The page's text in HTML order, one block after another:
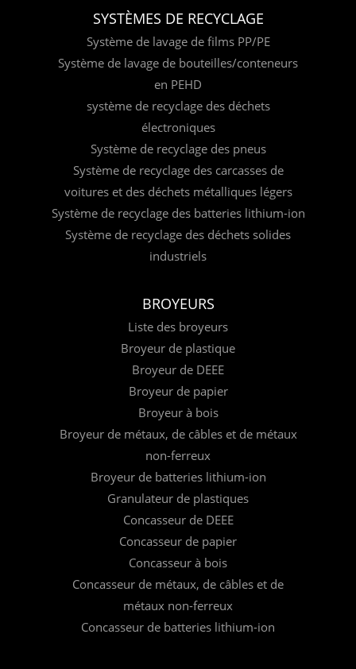
SYSTÈMES DE RECYCLAGE
Système de lavage de films PP/PE
Système de lavage de bouteilles/conteneurs
en PEHD
système de recyclage des déchets
électroniques
Système de recyclage des pneus
Système de recyclage des carcasses de
voitures et des déchets métalliques légers
Système de recyclage des batteries lithium-ion
Système de recyclage des déchets solides
industriels
BROYEURS
Liste des broyeurs
Broyeur de plastique
Broyeur de DEEE
Broyeur de papier
Broyeur à bois
Broyeur de métaux, de câbles et de métaux
non-ferreux
Broyeur de batteries lithium-ion
Granulateur de plastiques
Concasseur de DEEE
Concasseur de papier
Concasseur à bois
Concasseur de métaux, de câbles et de
métaux non-ferreux
Concasseur de batteries lithium-ion